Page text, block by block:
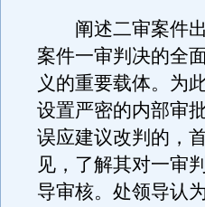
阐述二审案件出
案件一审判决的全
义的重要载体。为
设置严密的内部审
误应建议改判的，
见，了解其对一审
导审核。处领导认